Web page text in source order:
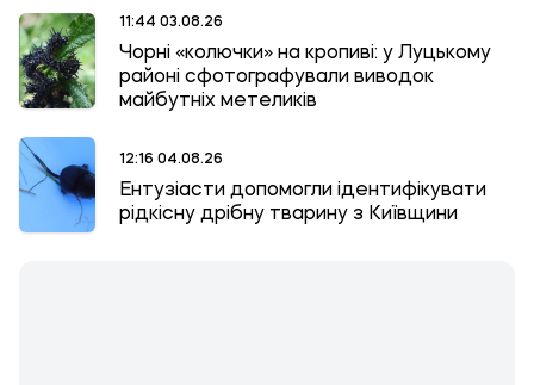
11:44 03.08.26
Чорні «колючки» на кропиві: у Луцькому
районі сфотографували виводок
майбутніх метеликів
12:16 04.08.26
Ентузіасти допомогли ідентифікувати
рідкісну дрібну тварину з Київщини